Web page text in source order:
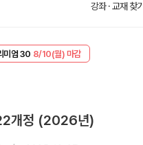
강좌 · 교재 찾기
미엄 30 8/10(월) 마감
개정 (2026년)